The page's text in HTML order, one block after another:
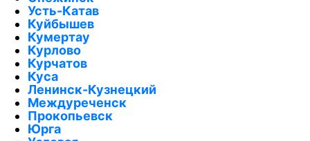
Усть-Катав
Куйбышев
Кумертау
Курлово
Курчатов
Куса
Ленинск-Кузнецкий
Междуреченск
Прокопьевск
Юрга